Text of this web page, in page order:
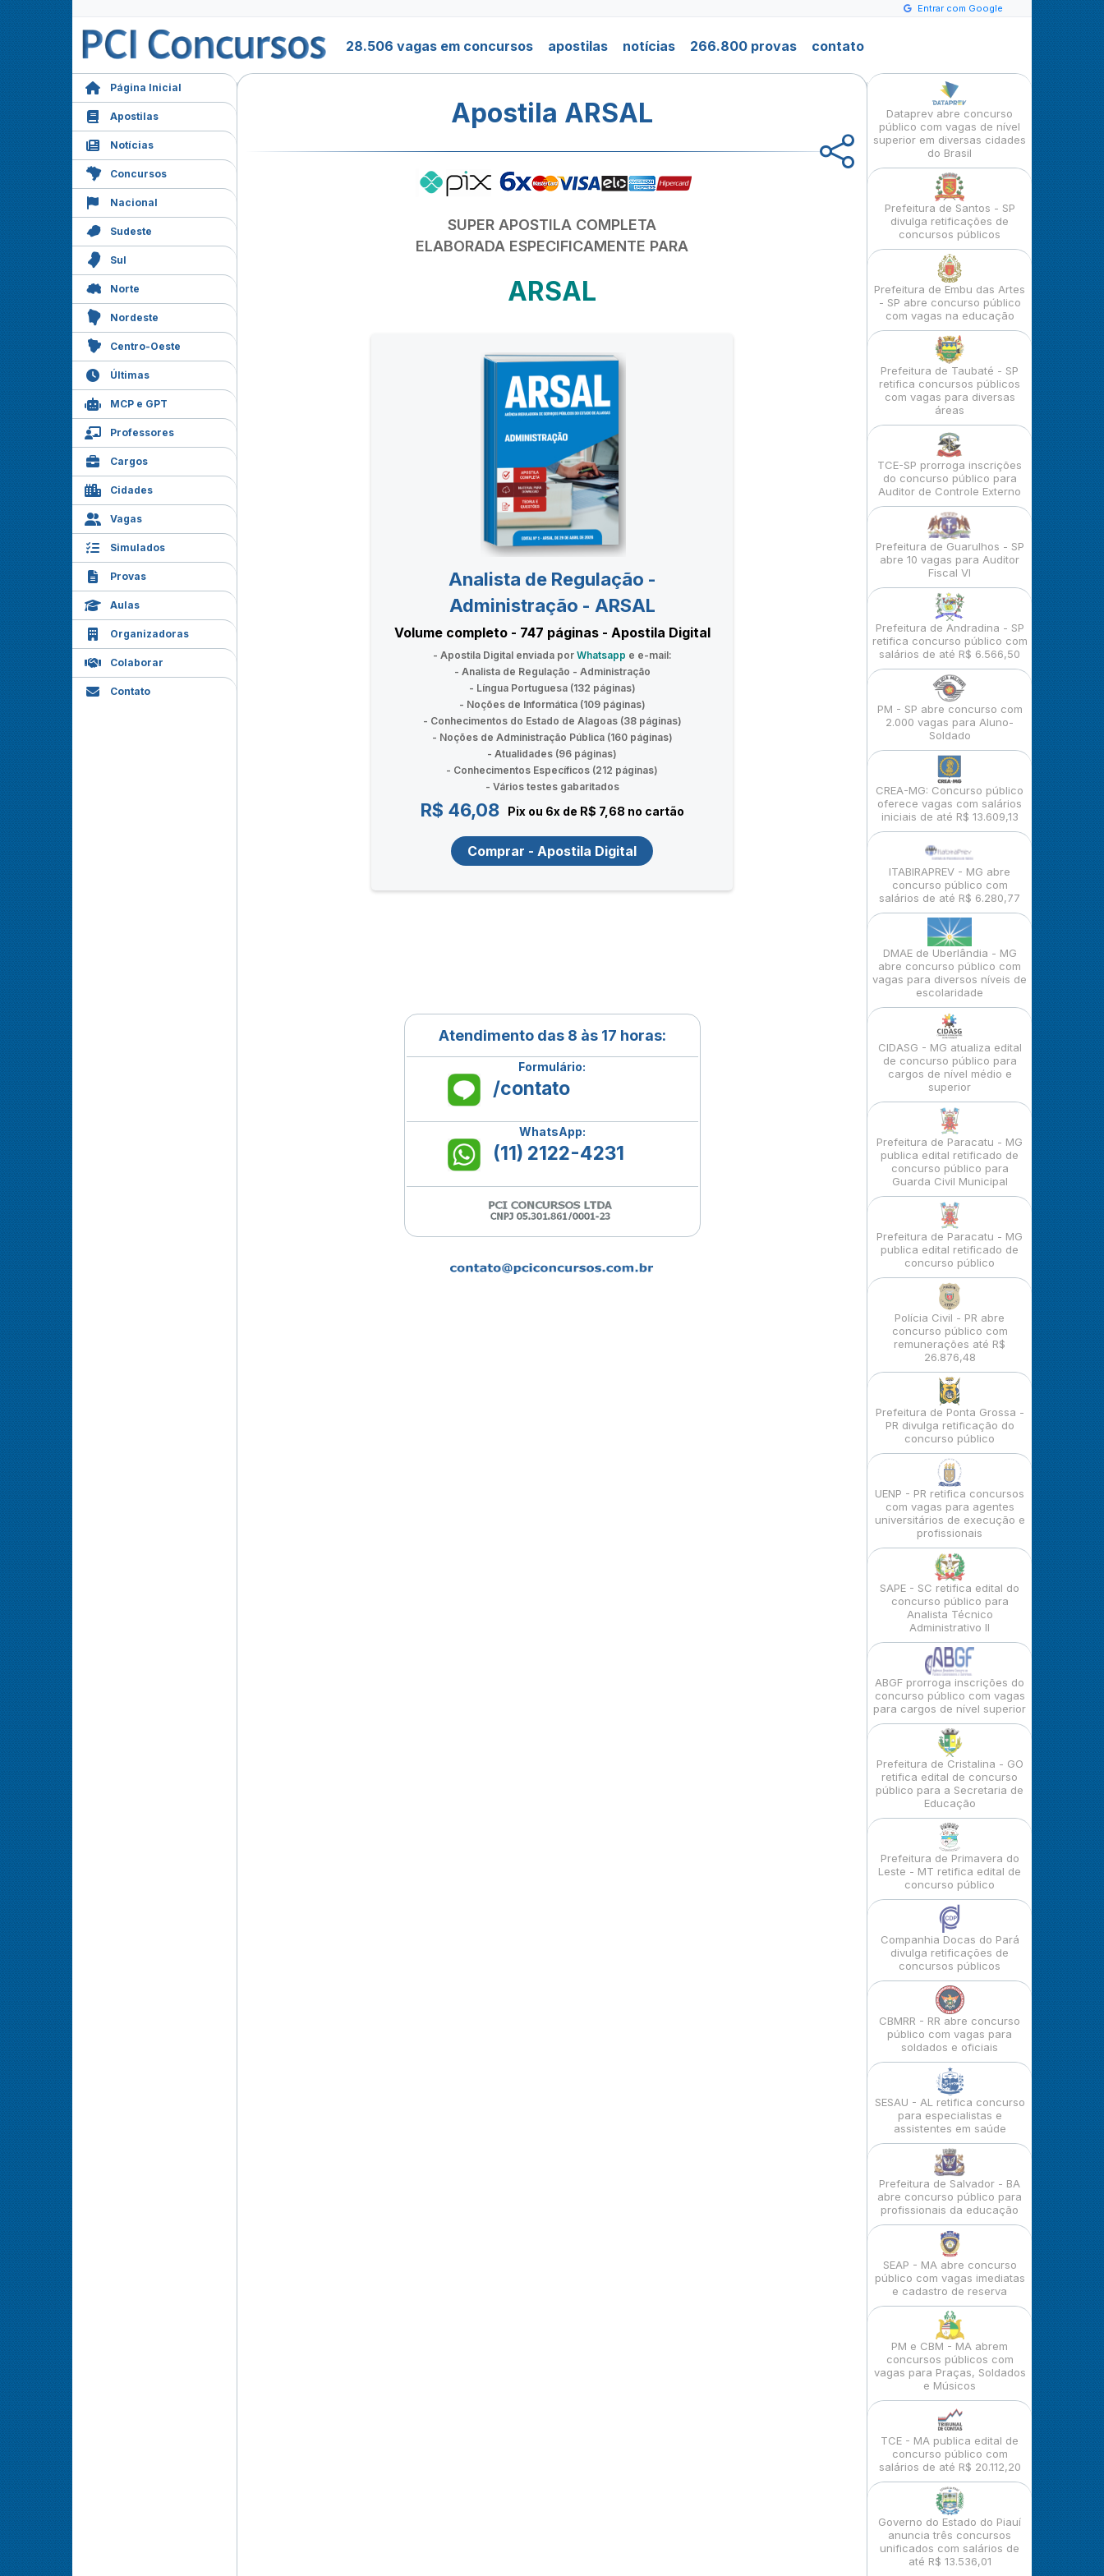
Entrar com Google
28.506 vagas em concursos apostilas notícias 266.800 provas contato
Página Inicial
Apostilas
Notícias
Concursos
Nacional
Sudeste
Sul
Norte
Nordeste
Centro-Oeste
Últimas
MCP e GPT
Professores
Cargos
Cidades
Vagas
Simulados
Provas
Aulas
Organizadoras
Colaborar
Contato
Apostila ARSAL
SUPER APOSTILA COMPLETA
ELABORADA ESPECIFICAMENTE PARA
ARSAL
Analista de Regulação -
Administração - ARSAL
Volume completo - 747 páginas - Apostila Digital
- Apostila Digital enviada por Whatsapp e e-mail:
- Analista de Regulação - Administração
- Língua Portuguesa (132 páginas)
- Noções de Informática (109 páginas)
- Conhecimentos do Estado de Alagoas (38 páginas)
- Noções de Administração Pública (160 páginas)
- Atualidades (96 páginas)
- Conhecimentos Específicos (212 páginas)
- Vários testes gabaritados
R$ 46,08 Pix ou 6x de R$ 7,68 no cartão
Comprar - Apostila Digital
Atendimento das 8 às 17 horas:
Formulário:
/contato
WhatsApp:
(11) 2122-4231
Dataprev abre concurso
público com vagas de nível
superior em diversas cidades
do Brasil
Prefeitura de Santos - SP
divulga retificações de
concursos públicos
Prefeitura de Embu das Artes
- SP abre concurso público
com vagas na educação
Prefeitura de Taubaté - SP
retifica concursos públicos
com vagas para diversas
áreas
TCE-SP prorroga inscrições
do concurso público para
Auditor de Controle Externo
Prefeitura de Guarulhos - SP
abre 10 vagas para Auditor
Fiscal VI
Prefeitura de Andradina - SP
retifica concurso público com
salários de até R$ 6.566,50
PM - SP abre concurso com
2.000 vagas para Aluno-
Soldado
CREA-MG: Concurso público
oferece vagas com salários
iniciais de até R$ 13.609,13
ITABIRAPREV - MG abre
concurso público com
salários de até R$ 6.280,77
DMAE de Uberlândia - MG
abre concurso público com
vagas para diversos níveis de
escolaridade
CIDASG - MG atualiza edital
de concurso público para
cargos de nível médio e
superior
Prefeitura de Paracatu - MG
publica edital retificado de
concurso público para
Guarda Civil Municipal
Prefeitura de Paracatu - MG
publica edital retificado de
concurso público
Polícia Civil - PR abre
concurso público com
remunerações até R$
26.876,48
Prefeitura de Ponta Grossa -
PR divulga retificação do
concurso público
UENP - PR retifica concursos
com vagas para agentes
universitários de execução e
profissionais
SAPE - SC retifica edital do
concurso público para
Analista Técnico
Administrativo II
ABGF prorroga inscrições do
concurso público com vagas
para cargos de nível superior
Prefeitura de Cristalina - GO
retifica edital de concurso
público para a Secretaria de
Educação
Prefeitura de Primavera do
Leste - MT retifica edital de
concurso público
Companhia Docas do Pará
divulga retificações de
concursos públicos
CBMRR - RR abre concurso
público com vagas para
soldados e oficiais
SESAU - AL retifica concurso
para especialistas e
assistentes em saúde
Prefeitura de Salvador - BA
abre concurso público para
profissionais da educação
SEAP - MA abre concurso
público com vagas imediatas
e cadastro de reserva
PM e CBM - MA abrem
concursos públicos com
vagas para Praças, Soldados
e Músicos
TCE - MA publica edital de
concurso público com
salários de até R$ 20.112,20
Governo do Estado do Piauí
anuncia três concursos
unificados com salários de
até R$ 13.536,01